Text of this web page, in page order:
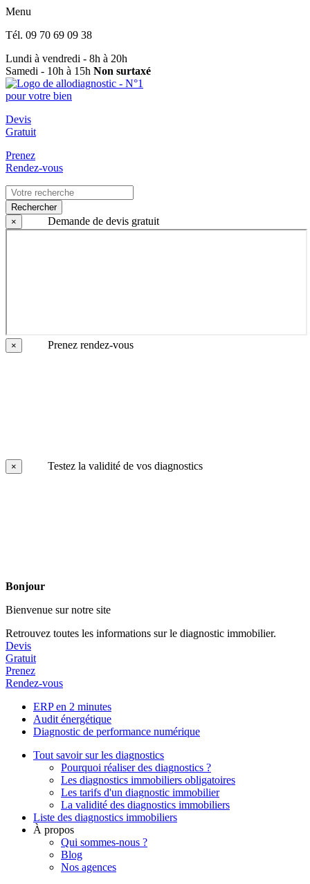
Menu
Tél. 09 70 69 09 38
Lundi à vendredi - 8h à 20h
Samedi - 10h à 15h Non surtaxé
Devis
Gratuit
Prenez
Rendez-vous
Rechercher
×
Demande de devis gratuit
× Prenez rendez-vous
× Testez la validité de vos diagnostics
Bonjour
Bienvenue sur notre site
Retrouvez toutes les informations sur le diagnostic immobilier.
Devis
Gratuit
Prenez
Rendez-vous
ERP en 2 minutes
Audit énergétique
Diagnostic de performance numérique
Tout savoir sur les diagnostics
Pourquoi réaliser des diagnostics ?
Les diagnostics immobiliers obligatoires
Les tarifs d'un diagnostic immobilier
La validité des diagnostics immobiliers
Liste des diagnostics immobiliers
À propos
Qui sommes-nous ?
Blog
Nos agences